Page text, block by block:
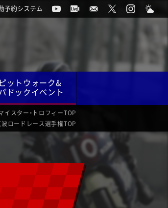
予約システム
ピットウォーク&
ドックイベント
イスター・トロフィーTOP
ロードレース選手権TOP